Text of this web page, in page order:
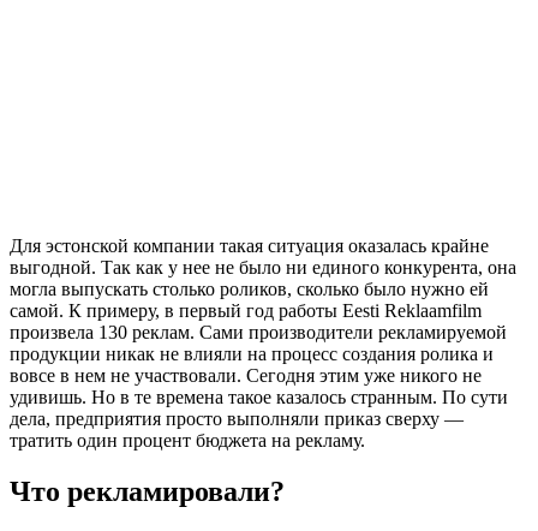
Для эстонской компании такая ситуация оказалась крайне
выгодной. Так как у нее не было ни единого конкурента, она
могла выпускать столько роликов, сколько было нужно ей
самой. К примеру, в первый год работы Eesti Reklaamfilm
произвела 130 реклам. Сами производители рекламируемой
продукции никак не влияли на процесс создания ролика и
вовсе в нем не участвовали. Сегодня этим уже никого не
удивишь. Но в те времена такое казалось странным. По сути
дела, предприятия просто выполняли приказ сверху —
тратить один процент бюджета на рекламу.
Что рекламировали?